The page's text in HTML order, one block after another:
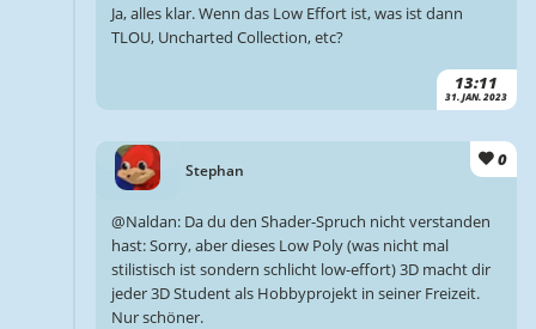
13:11
31. JAN. 2023
Ja, alles klar. Wenn das Low Effort ist, was ist dann
TLOU, Uncharted Collection, etc?
Stephan
0
@Naldan: Da du den Shader-Spruch nicht verstanden
hast: Sorry, aber dieses Low Poly (was nicht mal
stilistisch ist sondern schlicht low-effort) 3D macht dir
jeder 3D Student als Hobbyprojekt in seiner Freizeit.
Nur schöner.